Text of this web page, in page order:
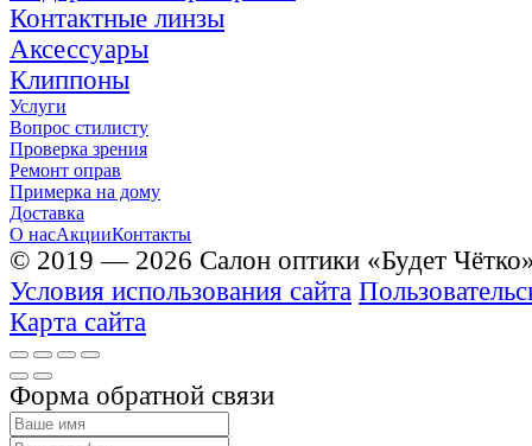
Контактные линзы
Аксессуары
Клиппоны
Услуги
Вопрос стилисту
Проверка зрения
Ремонт оправ
Примерка на дому
Доставка
О насАкцииКонтакты
© 2019 — 2026 Салон оптики «Будет
Условия использования сайта
Карта сайта
Форма обратной связи